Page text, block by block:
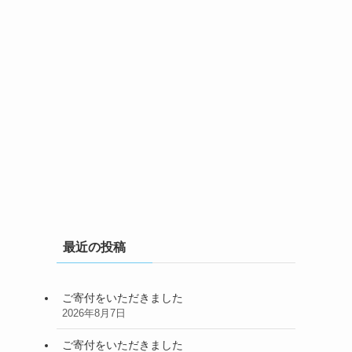
最近の投稿
ご寄付をいただきました
2026年8月7日
ご寄付をいただきました